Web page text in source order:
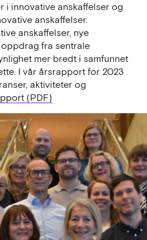
i innovative anskaffelser og
anskaffelser.
anskaffelser, nye
fra sentrale
mer bredt i samfunnet
I vår årsrapport for 2023
aktiviteter og
(PDF)